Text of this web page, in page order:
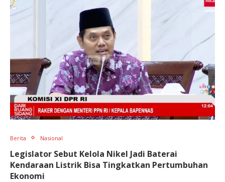
Berita Nasional
Legislator Sebut Kelola Nikel Jadi Baterai
Kendaraan Listrik Bisa Tingkatkan Pertumbuhan
Ekonomi